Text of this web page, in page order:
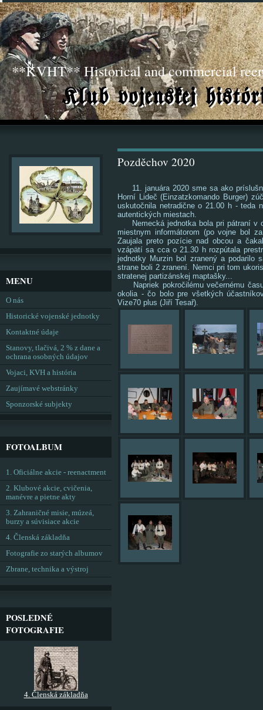
**KVHT** Historical and commercial
Pozděchov 2020
11. januára 2020 sme sa ako
Horní Lideč (Einzatzkomando Burger)
uskutočnila netradične o 21.00 h - teda
autentických miestach.
Nemecká jednotka bola pri pátraní v
miestnym informátorom (po vojne bol
Zaujala preto pozície nad obcou a
vzápätí sa cca o 21.30 h rozpútala
jednotky Murzin bol zranený a podarilo
strane boli 2 zranení. Nemci pri tom
stratenej partizánskej maptašky...
Napriek pokročilému večernému
okolia - čo bolo pre všetkých
Vize70 plus (Jiří Tesař).
MENU
O nás
Historické vojenské jednotky
Kontaktné údaje
Stanovy, tlačivá, 2 % z dane a
ochrana osobných údajov
Vojaci, KVH a história
Zaujímavé webstránky
Sponzorské subjekty
FOTOALBUM
1. Oficiálne akcie - reenactment
2. Klubové akcie, cvičenia,
manévre a pietne akty
3. Zahraničné misie, múzeá,
burzy a súvisiace akcie
4. Členská základňa
Fotografie zo starých albumov
Zbrane, technika a výstroj
POSLEDNÉ
FOTOGRAFIE
4. Členská základňa